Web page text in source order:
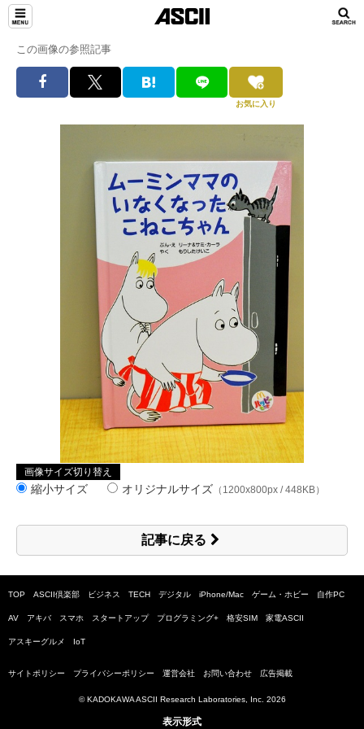
この画像の参照記事
お気に入り
画像サイズ切り替え
縮小サイズ オリジナルサイズ （1200x800px / 448KB）
記事に戻る
TOP ASCII倶楽部 ビジネス TECH デジタル iPhone/Mac ゲーム・ホビー 自作PC
AV アキバ スマホ スタートアップ プログラミング+ 格安SIM 家電ASCII
アスキーグルメ IoT
サイトポリシー プライバシーポリシー 運営会社 お問い合わせ 広告掲載
© KADOKAWA ASCII Research Laboratories, Inc. 2026
表示形式